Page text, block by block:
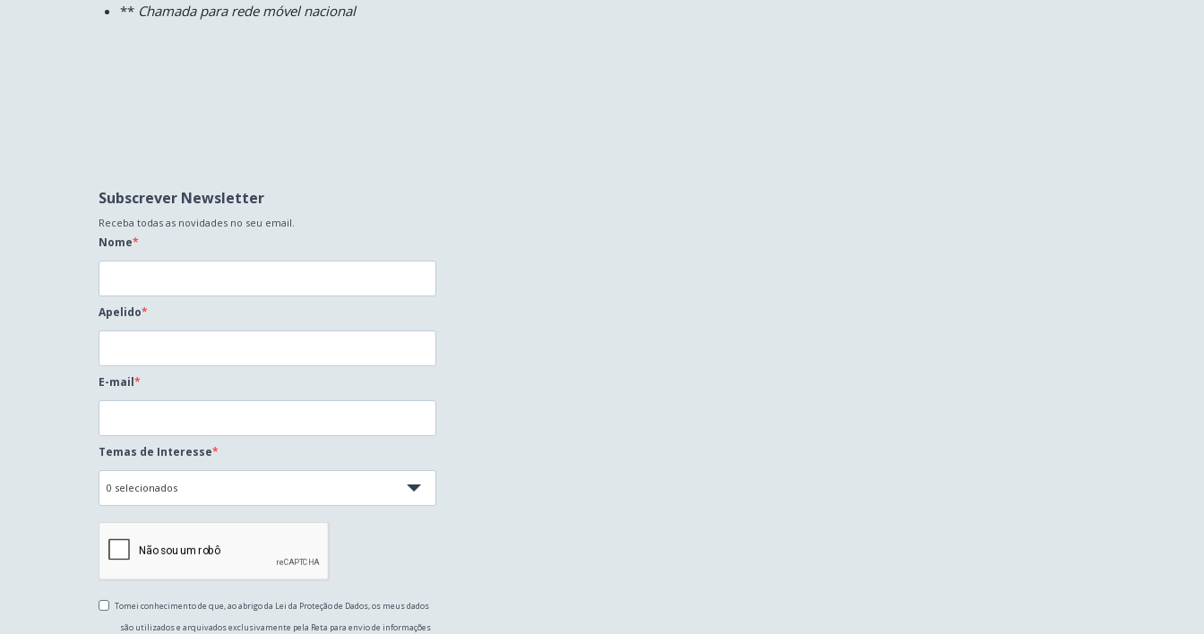
** Chamada para rede móvel nacional
Subscrever Newsletter
Receba todas as novidades no seu email.
Nome
Apelido
E-mail
Temas de Interesse
0 selecionados
Tomei conhecimento de que, ao abrigo da Lei da Proteção de Dados, os meus dados
são utilizados e arquivados exclusivamente pela Reta para envio de informações